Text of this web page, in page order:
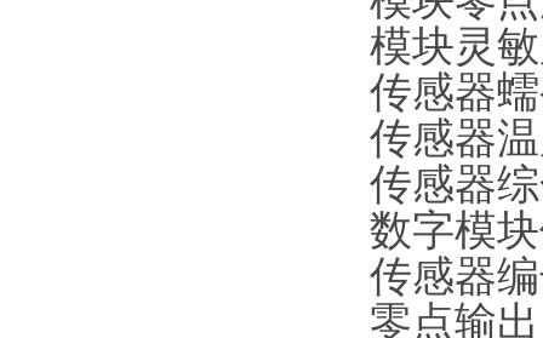
模块灵
传感器
传感器
传感器
数字模
传感器
零点输